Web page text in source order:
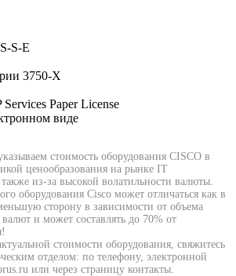
S-E
3750-X
Services Paper License
виде
стоимость оборудования CISCO в
ценообразования на рынке IT
из-за высокой волатильности валюты.
оборудования Cisco может отличаться как в
сторону в зависимости от объема
и может составлять до 70% от
стоимости оборудования, свяжитесь
отделом: по телефону, электронной
или через страницу контакты.